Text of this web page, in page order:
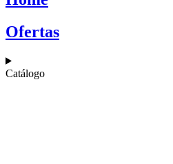
Ofertas
Catálogo